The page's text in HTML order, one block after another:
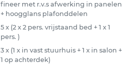
fineer met r.v.s afwerking in panelen
+ hoogglans plafonddelen
5 x (2 x 2 pers. vrijstaand bed + 1 x 1
pers. )
3 x (1 x in vast stuurhuis + 1 x in salon +
1 op achterdek)